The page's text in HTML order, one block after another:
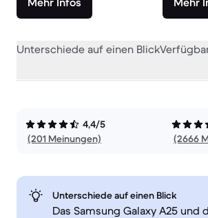
Unterschiede auf einen Blick
4,4/5
(201 Meinungen)
(2666
Unterschiede auf einen Blick
Das Samsung Galaxy A25 und